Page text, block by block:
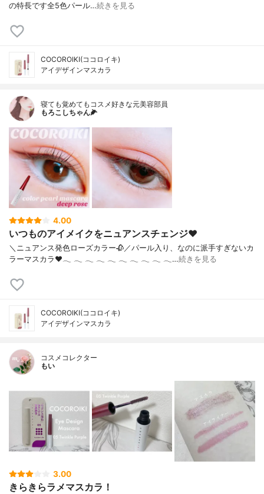
の特長です全5色パール…続きを見る
COCOROIKI(ココロイキ)
アイデザインマスカラ
寝ても覚めてもコスメ好きな元美容部員
もろこしちゃん🌽
4.00
いつものアイメイクをニュアンスチェンジ❤
＼ニュアンス発色ローズカラー‪🥀‬／パール入り、なのに派手すぎないカ
ラーマスカラ♥‪𓂃‬ ‪𓂃‬ ‪𓂃‬ ‪𓂃‬ ‪𓂃‬ ‪𓂃‬ ‪𓂃‬ ‪𓂃‬ ‪𓂃‬ ‪𓂃‬…続きを見る
COCOROIKI(ココロイキ)
アイデザインマスカラ
コスメコレクター
もい
3.00
きらきらラメマスカラ！